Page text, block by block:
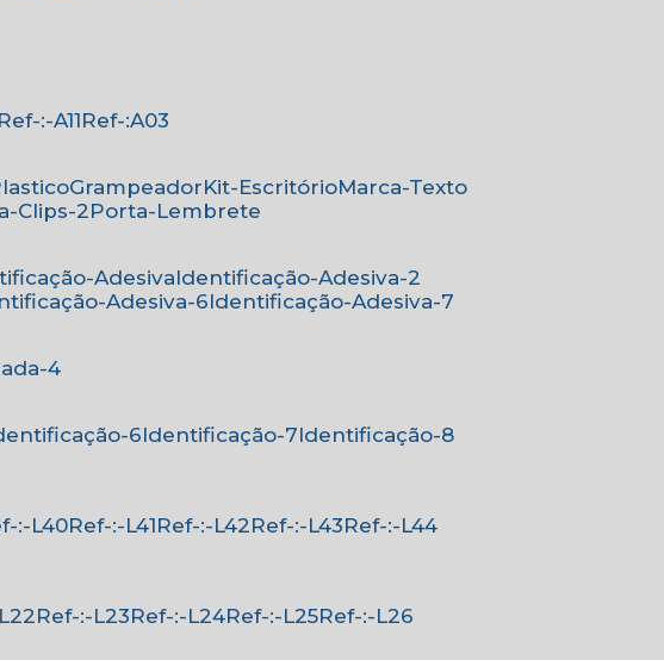
Ref-:-A11
Ref-:A03
Grampeador Kit-Escritório
Marca-Texto
Clips-2
Porta-Lembrete
Adesiva Identificação-Adesiva-2
Adesiva-6 Identificação-Adesiva-7
4
6 Identificação-7 Identificação-8
:-L40 Ref-:-L41 Ref-:-L42 Ref-:-L43
Ref-:-L44
Ref-:-L23 Ref-:-L24 Ref-:-L25
Ref-:-L26